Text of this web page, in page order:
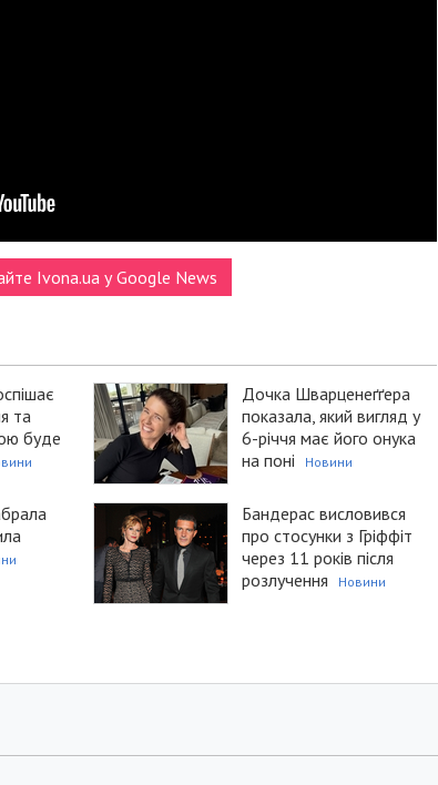
Ivona.ua у Google News
та
буде
Дочка Шварценеґґера
показала, який вигляд у
6-річчя має його онука
на поні
Новини
Бандерас висловився
про стосунки з Гріффіт
через 11 років після
розлучення
Новини